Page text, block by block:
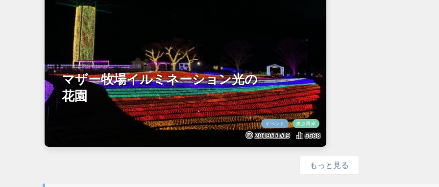
マザー牧場イルミネーション光の
花園
イベント 東京湾岸
2019/11/19 5568
もっと見る